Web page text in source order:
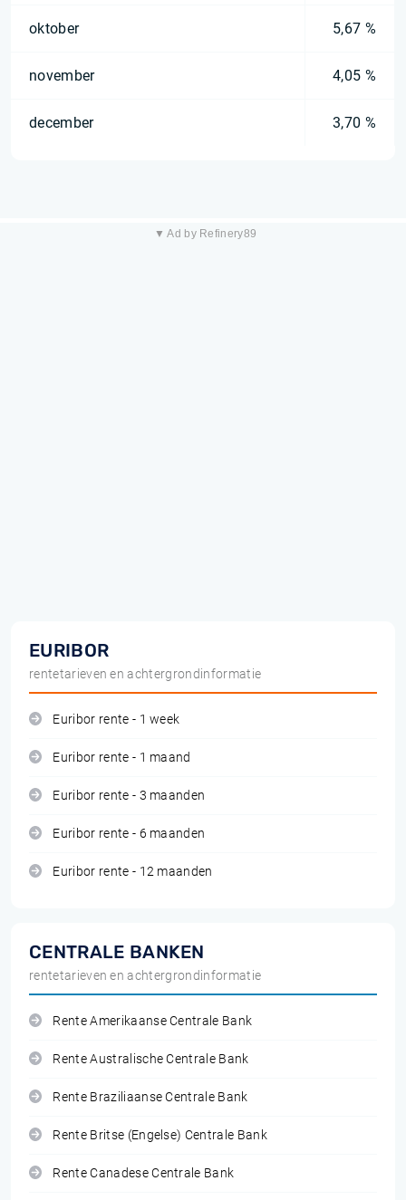
oktober 5,67 %
november 4,05 %
december 3,70 %
▼ Ad by Refinery89
EURIBOR
rentetarieven en achtergrondinformatie
Euribor rente - 1 week
Euribor rente - 1 maand
Euribor rente - 3 maanden
Euribor rente - 6 maanden
Euribor rente - 12 maanden
CENTRALE BANKEN
rentetarieven en achtergrondinformatie
Rente Amerikaanse Centrale Bank
Rente Australische Centrale Bank
Rente Braziliaanse Centrale Bank
Rente Britse (Engelse) Centrale Bank
Rente Canadese Centrale Bank